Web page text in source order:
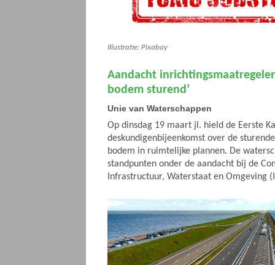
Illustratie: Pixabay
Aandacht
bodem sturend’
Unie van Waterschappen
Op dinsdag 19 maart jl. hield de Eerste
deskundigenbijeenkomst over de
bodem in ruimtelijke plannen. De
standpunten onder de aandacht bij de
Infrastructuur, Waterstaat en Omgeving